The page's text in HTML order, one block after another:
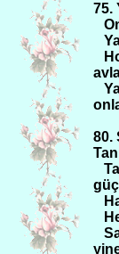
75.
80.